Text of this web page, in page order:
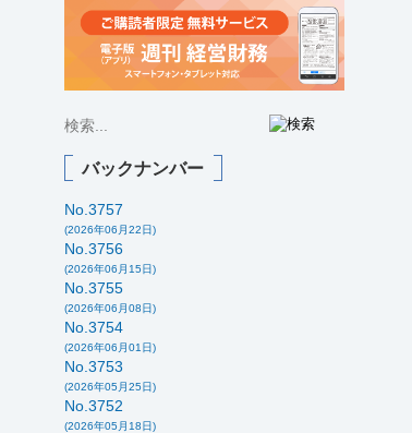
バックナンバー
No.3757
(2026年06月22日)
No.3756
(2026年06月15日)
No.3755
(2026年06月08日)
No.3754
(2026年06月01日)
No.3753
(2026年05月25日)
No.3752
(2026年05月18日)